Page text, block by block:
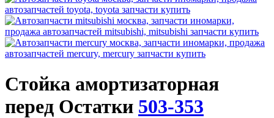
Стойка амортизаторная
перед Остатки 503-353